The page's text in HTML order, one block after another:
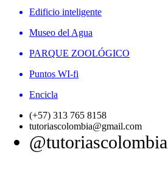
Edificio inteligente
Museo del Agua
PARQUE ZOOLÓGICO
Puntos WI-fi
Encicla
(+57) 313 765 8158
tutoriascolombia@gmail.com
@tutoriascolombia